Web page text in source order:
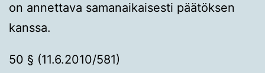
on annettava samanaikaisesti päätöksen
kanssa.
50 § (11.6.2010/581)